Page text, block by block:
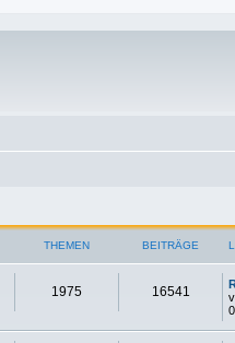
THEMEN BEITRÄGE
1975 16541